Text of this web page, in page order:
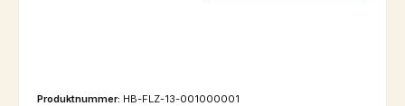
Produktnummer: HB-FLZ-13-001000001